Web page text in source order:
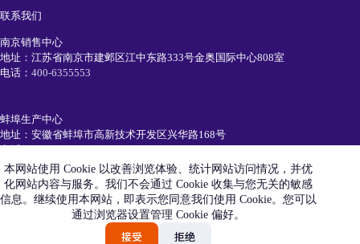
本网站使用 Cookie 以改善浏览体验、统计网站访问情况，并优
化网站内容与服务。我们不会通过 Cookie 收集与您无关的敏感
信息。继续使用本网站，即表示您同意我们使用 Cookie。您可以
通过浏览器设置管理 Cookie 偏好。
接受 拒绝
联系我们
南京销售中心
地址：江苏省南京市建邺区江中东路333号金奥国际中心808室
电话： 400-6355553
蚌埠生产中心
地址：安徽省蚌埠市高新技术开发区兴华路168号
简历投递
19105520550
recruiting@eetc.cn
艾尼科环保技术（安徽）有限公司版权所有 © 2026 |